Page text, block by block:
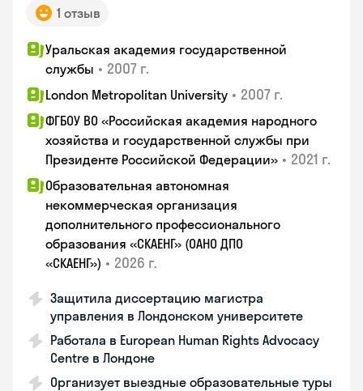
1 отзыв
Уральская академия государственной
службы • 2007 г.
London Metropolitan University • 2007 г.
ФГБОУ ВО «Российская академия народного
хозяйства и государственной службы при
Президенте Российской Федерации» • 2021 г.
Образовательная автономная
некоммерческая организация
дополнительного профессионального
образования «СКАЕНГ» (ОАНО ДПО
«СКАЕНГ») • 2026 г.
Защитила диссертацию магистра
управления в Лондонском университете
Работала в European Human Rights Advocacy
Centre в Лондоне
Организует выездные образовательные туры